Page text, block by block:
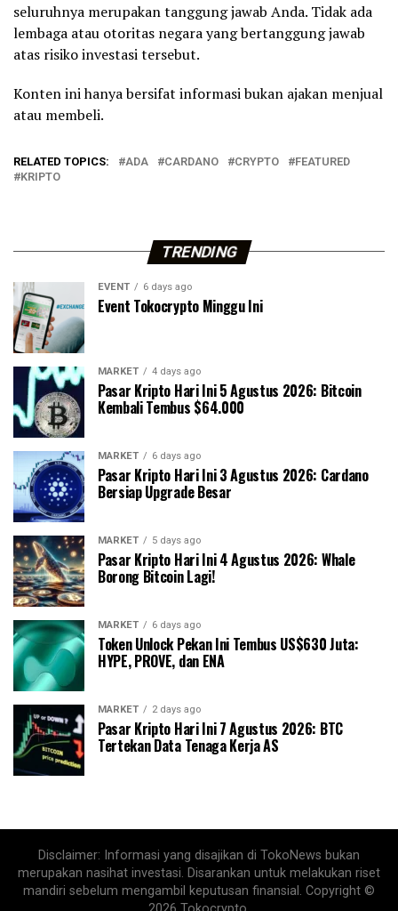
seluruhnya merupakan tanggung jawab Anda. Tidak ada
lembaga atau otoritas negara yang bertanggung jawab
atas risiko investasi tersebut.
Konten ini hanya bersifat informasi bukan ajakan menjual
atau membeli.
RELATED TOPICS: ADA CARDANO CRYPTO
FEATURED
KRIPTO
TRENDING
EVENT 6 days ago
Event Tokocrypto Minggu Ini
MARKET 4 days ago
Pasar Kripto Hari Ini 5 Agustus 2026: Bitcoin
Kembali Tembus $64.000
MARKET 6 days ago
Pasar Kripto Hari Ini 3 Agustus 2026: Cardano
Bersiap Upgrade Besar
MARKET 5 days ago
Pasar Kripto Hari Ini 4 Agustus 2026: Whale
Borong Bitcoin Lagi!
MARKET 6 days ago
Token Unlock Pekan Ini Tembus US$630 Juta:
HYPE, PROVE, dan ENA
MARKET 2 days ago
Pasar Kripto Hari Ini 7 Agustus 2026: BTC
Tertekan Data Tenaga Kerja AS
Disclaimer: Informasi yang disajikan di TokoNews bukan
merupakan nasihat investasi. Disarankan untuk melakukan riset
mandiri sebelum mengambil keputusan finansial. Copyright ©